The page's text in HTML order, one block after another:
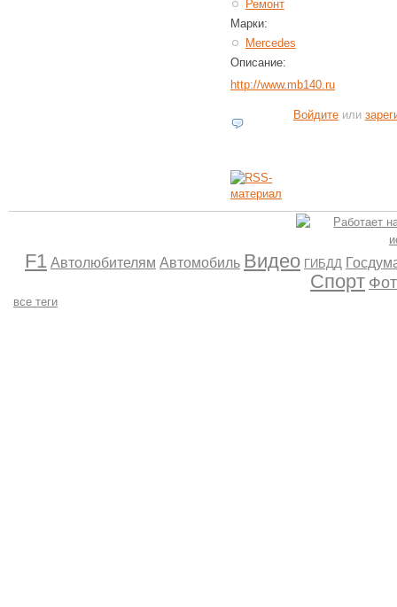
Ремонт
Марки:
Mercedes
Описание:
http://www.mb140.ru
Войдитеили
F1 Автолюбителям Автомобиль Видео ГИБДД
Спорт
все теги